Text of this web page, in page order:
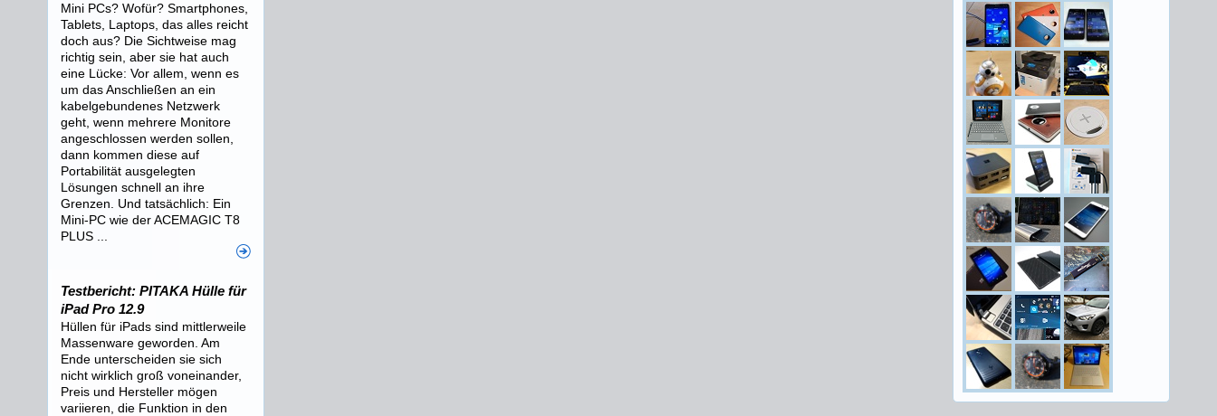
Mini PCs? Wofür? Smartphones,
Tablets, Laptops, das alles reicht
doch aus? Die Sichtweise mag
richtig sein, aber sie hat auch
eine Lücke: Vor allem, wenn es
um das Anschließen an ein
kabelgebundenes Netzwerk
geht, wenn mehrere Monitore
angeschlossen werden sollen,
dann kommen diese auf
Portabilität ausgelegten
Lösungen schnell an ihre
Grenzen. Und tatsächlich: Ein
Mini-PC wie der ACEMAGIC T8
PLUS ...
Testbericht: PITAKA Hülle für
iPad Pro 12.9
Hüllen für iPads sind mittlerweile
Massenware geworden. Am
Ende unterscheiden sie sich
nicht wirklich groß voneinander,
Preis und Hersteller mögen
variieren, die Funktion in den